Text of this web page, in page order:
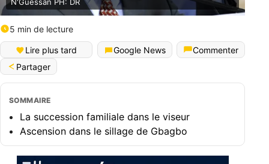
5 min de lecture
Lire plus tard Google News
Commenter
Partager
SOMMAIRE
La succession familiale dans le viseur
Ascension dans le sillage de Gbagbo